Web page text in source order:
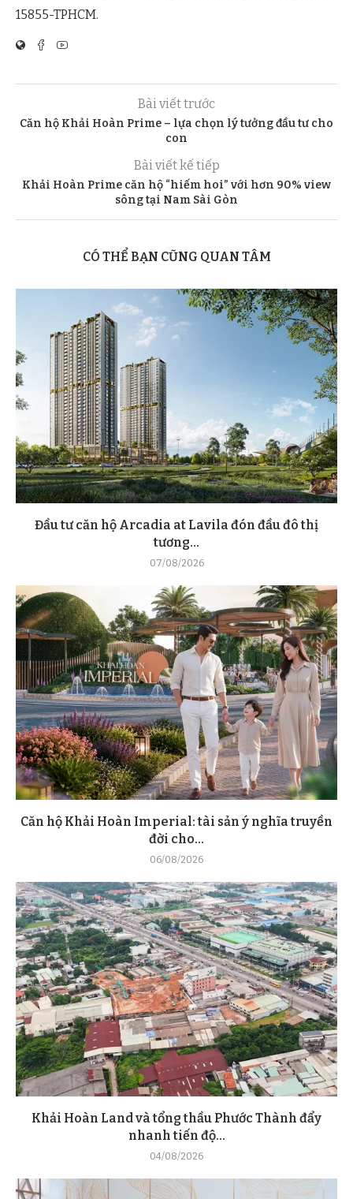
15855-TPHCM.
Bài viết trước
Căn hộ Khải Hoàn Prime – lựa chọn lý tưởng đầu tư cho
con
Bài viết kế tiếp
Khải Hoàn Prime căn hộ “hiếm hoi” với hơn 90% view
sông tại Nam Sài Gòn
CÓ THỂ BẠN CŨNG QUAN TÂM
Đầu tư căn hộ Arcadia at Lavila đón đầu đô thị
tương...
07/08/2026
Căn hộ Khải Hoàn Imperial: tài sản ý nghĩa truyền
đời cho...
06/08/2026
Khải Hoàn Land và tổng thầu Phước Thành đẩy
nhanh tiến độ...
04/08/2026